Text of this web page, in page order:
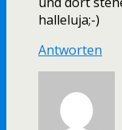
halleluja;-)
Antworten